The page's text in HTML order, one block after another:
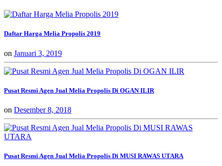
Daftar Harga Melia Propolis 2019
on Januari 3, 2019
Pusat Resmi Agen Jual Melia Propolis Di OGAN ILIR
on Desember 8, 2018
Pusat Resmi Agen Jual Melia Propolis Di MUSI RAWAS UTARA